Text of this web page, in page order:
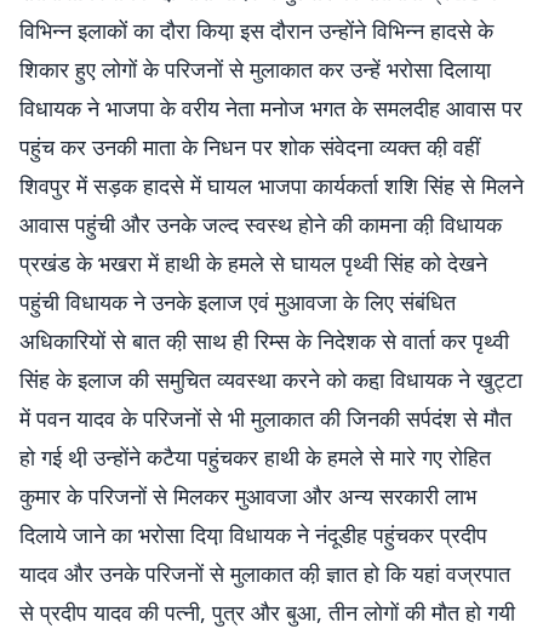
विभिन्न इलाकों का दौरा किया़ इस दौरान उन्होंने विभिन्न हादसे के
शिकार हुए लोगों के परिजनों से मुलाकात कर उन्हें भरोसा दिलाया़
विधायक ने भाजपा के वरीय नेता मनोज भगत के समलदीह आवास पर
पहुंच कर उनकी माता के निधन पर शोक संवेदना व्यक्त की़ वहीं
शिवपुर में सड़क हादसे में घायल भाजपा कार्यकर्ता शशि सिंह से मिलने
आवास पहुंची और उनके जल्द स्वस्थ होने की कामना की़ विधायक
प्रखंड के भखरा में हाथी के हमले से घायल पृथ्वी सिंह को देखने
पहुंची विधायक ने उनके इलाज एवं मुआवजा के लिए संबंधित
अधिकारियों से बात की़ साथ ही रिम्स के निदेशक से वार्ता कर पृथ्वी
सिंह के इलाज की समुचित व्यवस्था करने को कहा़ विधायक ने खुट्टा
में पवन यादव के परिजनों से भी मुलाकात की जिनकी सर्पदंश से मौत
हो गई थी़ उन्होंने कटैया पहुंचकर हाथी के हमले से मारे गए रोहित
कुमार के परिजनों से मिलकर मुआवजा और अन्य सरकारी लाभ
दिलाये जाने का भरोसा दिया़ विधायक ने नंदूडीह पहुंचकर प्रदीप
यादव और उनके परिजनों से मुलाकात की़ ज्ञात हो कि यहां वज्रपात
से प्रदीप यादव की पत्नी, पुत्र और बुआ, तीन लोगों की मौत हो गयी